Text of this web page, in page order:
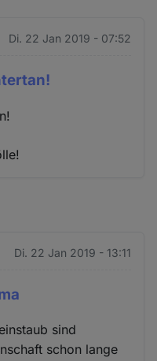
Di. 22 Jan 2019 - 07:52
Di. 22 Jan 2019 - 13:11
sind
schon lange